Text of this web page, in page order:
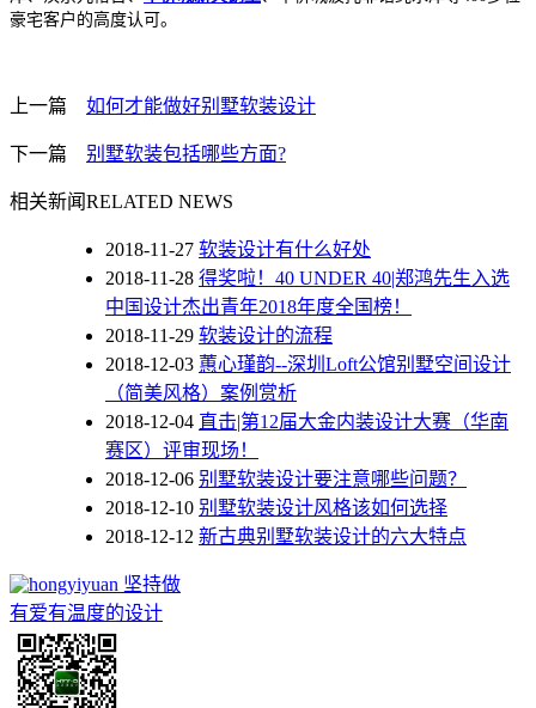
豪宅客户的高度认可。
上一篇 如何才能做好别墅软装设计
下一篇 别墅软装包括哪些方面?
相关新闻RELATED NEWS
2018-11-27 软装设计有什么好处
2018-11-28 得奖啦！40 UNDER 40|郑鸿先生入选
中国设计杰出青年2018年度全国榜！
2018-11-29 软装设计的流程
2018-12-03 蕙心瑾韵--深圳Loft公馆别墅空间设计
（简美风格）案例赏析
2018-12-04 直击|第12届大金内装设计大赛（华南
赛区）评审现场！
2018-12-06 别墅软装设计要注意哪些问题？
2018-12-10 别墅软装设计风格该如何选择
2018-12-12 新古典别墅软装设计的六大特点
坚持做
有爱有温度的设计